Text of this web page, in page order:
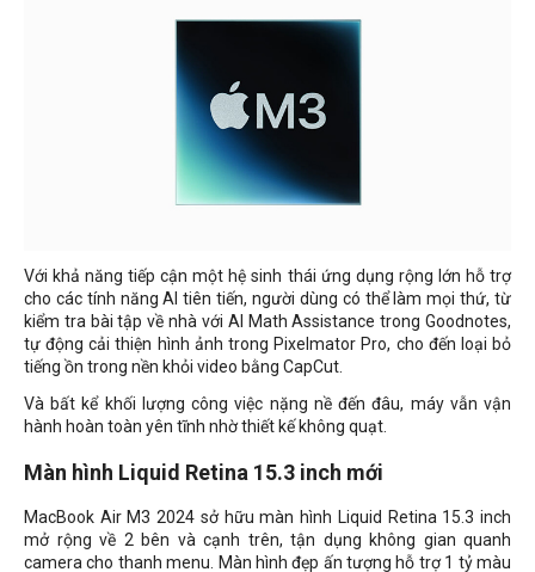
Với khả năng tiếp cận một hệ sinh thái ứng dụng rộng lớn hỗ trợ
cho các tính năng AI tiên tiến, người dùng có thể làm mọi thứ, từ
kiểm tra bài tập về nhà với AI Math Assistance trong Goodnotes,
tự động cải thiện hình ảnh trong Pixelmator Pro, cho đến loại bỏ
tiếng ồn trong nền khỏi video bằng CapCut.
Và bất kể khối lượng công việc nặng nề đến đâu, máy vẫn vận
hành hoàn toàn yên tĩnh nhờ thiết kế không quạt.
Màn hình Liquid Retina 15.3 inch mới
MacBook Air M3 2024 sở hữu màn hình Liquid Retina 15.3 inch
mở rộng về 2 bên và cạnh trên, tận dụng không gian quanh
camera cho thanh menu. Màn hình đẹp ấn tượng hỗ trợ 1 tỷ màu